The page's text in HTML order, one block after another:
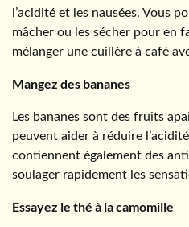
l’acidité et les nausées. Vous
mâcher ou les sécher pour en
mélanger une cuillère à café
Mangez des bananes
Les bananes sont des fruits
peuvent aider à réduire
contiennent également des
soulager rapidement les
Essayez le thé à la camomille